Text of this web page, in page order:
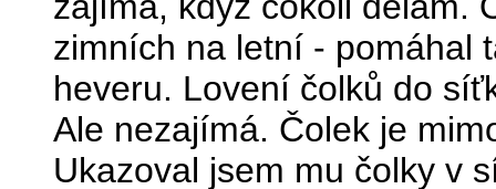
zimních na letní - pomáhal
heveru. Lovení čolků do
Ale nezajímá. Čolek je
Ukazoval jsem mu čolky v